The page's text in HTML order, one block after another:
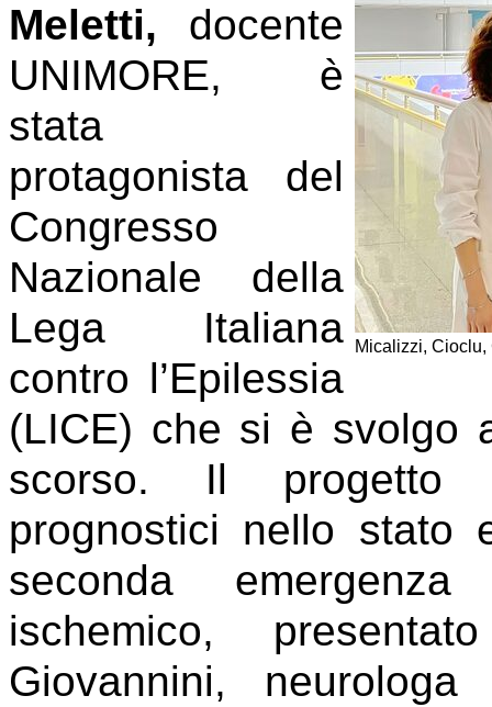
Micalizzi,
Meletti, docente
UNIMORE, è
stata
protagonista del
Congresso
Nazionale della
Lega Italiana
contro l’Epilessia
(LICE) che si è svolgo
scorso. Il progetto
prognostici nello stato
seconda
ischemico,
Giovannini,